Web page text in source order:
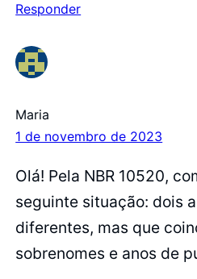
Responder
Maria
1 de novembro de 2023
Olá! Pela NBR 10520,
seguinte situação: dois
diferentes, mas que
sobrenomes e anos de